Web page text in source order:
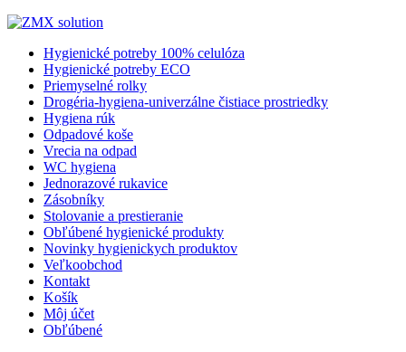
Hygienické potreby 100% celulóza
Hygienické potreby ECO
Priemyselné rolky
Drogéria-hygiena-univerzálne čistiace prostriedky
Hygiena rúk
Odpadové koše
Vrecia na odpad
WC hygiena
Jednorazové rukavice
Zásobníky
Stolovanie a prestieranie
Obľúbené hygienické produkty
Novinky hygienickych produktov
Veľkoobchod
Kontakt
Košík
Môj účet
Obľúbené